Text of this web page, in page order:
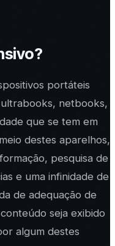
portáteis
netbooks,
que se tem em
destes aparelhos,
pesquisa de
e uma infinidade de
de adequação de
seja exibido
algum destes